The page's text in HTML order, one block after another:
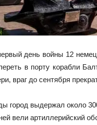
день войны 12
в порту корабли
враг до сентября
город выдержал около
вели артиллерийский